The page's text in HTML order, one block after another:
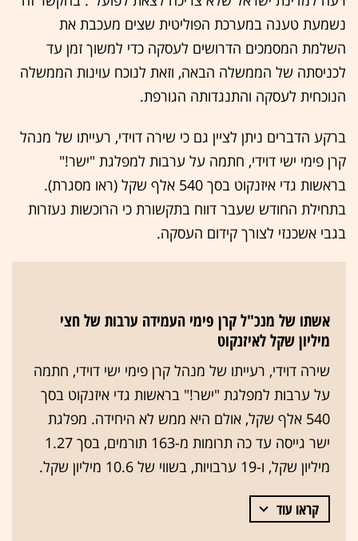
נשמעת טענה במערכת הפוליטית שצים מעכבת את
השלמת המסמכים הדרושים לעסקה כדי למשוך זמן עד
לכניסתה של הממשלה הבאה, וזאת לנוכח עוינות הממשלה
הנוכחית לעסקה והתנגדותה הגורפת.
ברקע הדברים ניתן לציין גם כי שירה דוידי, רעייתו של מנהל
קרן פימי ישי דוידי, חתמה על ערבות למפלגת "ישר!"
בראשות גדי איזנקוט בסך 540 אלף שקל (ראו מסגרת).
בתחילת החודש שעבר דווח בתקשורת כי הרוכשות נעזרות
בגבי אשכנזי לצורך קידום העסקה.
אשתו של מנכ"ל קרן פימי העמידה ערבות של חצי
מיליון שקל לאיזנקוט
שירה דוידי, רעייתו של מנהל קרן פימי ישי דוידי, חתמה
על ערבות למפלגת "ישר!" בראשות גדי איזנקוט בסך
540 אלף שקל, אולם היא ממש לא היחידה. מפלגת
ישר גייסה עד כה תרומות מ-163 תורמים, בסך 1.27
מיליון שקל, ו-19 ערבויות, בשווי של 10.6 מיליון שקל.
קראו עוד